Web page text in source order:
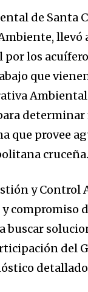
de Santa
llevó
los
que
Ambiental
que provee
cruceña.
y Control
compromiso
del